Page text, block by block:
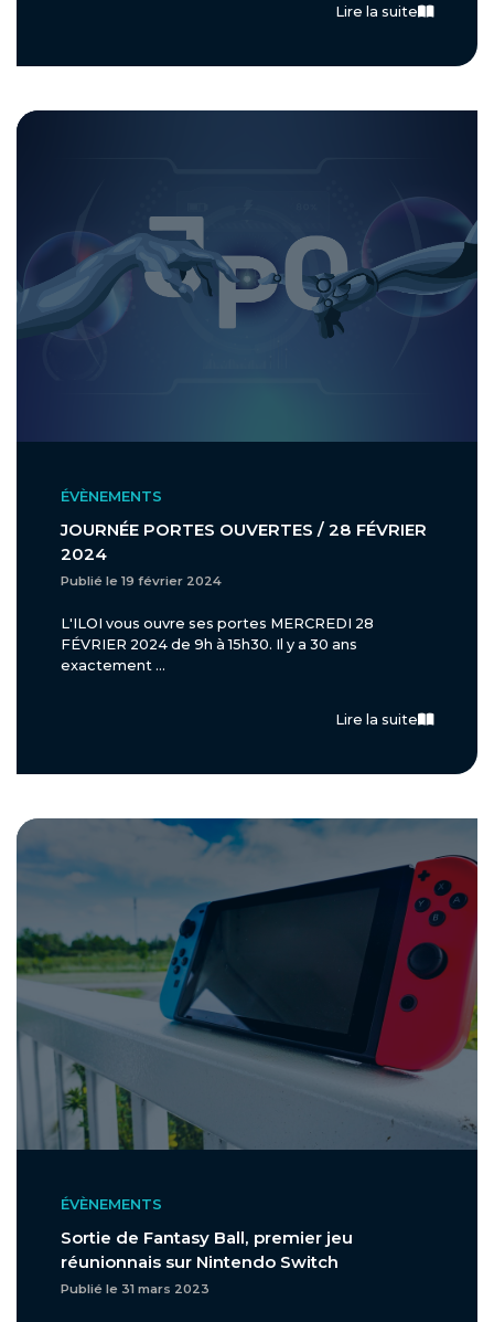
Lire la suite
ÉVÈNEMENTS
JOURNÉE PORTES OUVERTES / 28 FÉVRIER
2024
Publié le 19 février 2024
L'ILOI vous ouvre ses portes MERCREDI 28
FÉVRIER 2024 de 9h à 15h30. Il y a 30 ans
exactement ...
Lire la suite
ÉVÈNEMENTS
Sortie de Fantasy Ball, premier jeu
réunionnais sur Nintendo Switch
Publié le 31 mars 2023